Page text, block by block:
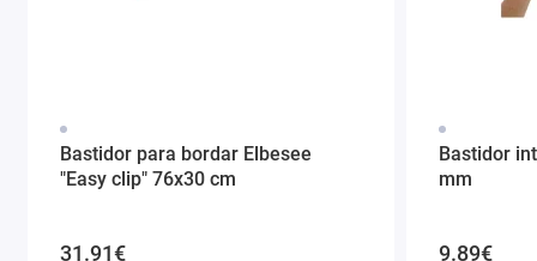
Bastidor para bordar Elbesee
"Easy clip" 76x30 cm
31.91€
Bastidor
mm
9.89€